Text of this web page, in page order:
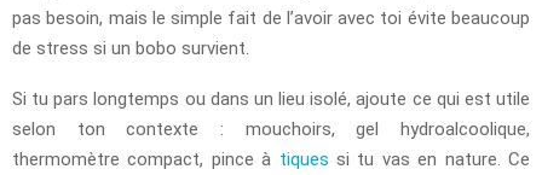
pas besoin, mais le simple fait de l’avoir avec toi évite beaucoup
de stress si un bobo survient.
Si tu pars longtemps ou dans un lieu isolé, ajoute ce qui est utile
selon ton contexte : mouchoirs, gel hydroalcoolique,
thermomètre compact, pince à tiques si tu vas en nature. Ce